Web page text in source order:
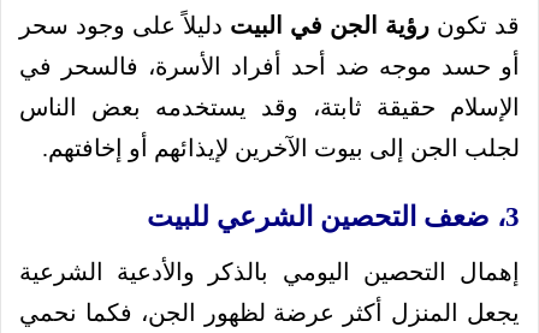
قد تكون رؤية الجن في البيت دليلاً على وجود سحر
أو حسد موجه ضد أحد أفراد الأسرة، فالسحر في
الإسلام حقيقة ثابتة، وقد يستخدمه بعض الناس
لجلب الجن إلى بيوت الآخرين لإيذائهم أو إخافتهم.
3، ضعف التحصين الشرعي للبيت
إهمال التحصين اليومي بالذكر والأدعية الشرعية
يجعل المنزل أكثر عرضة لظهور الجن، فكما نحمي